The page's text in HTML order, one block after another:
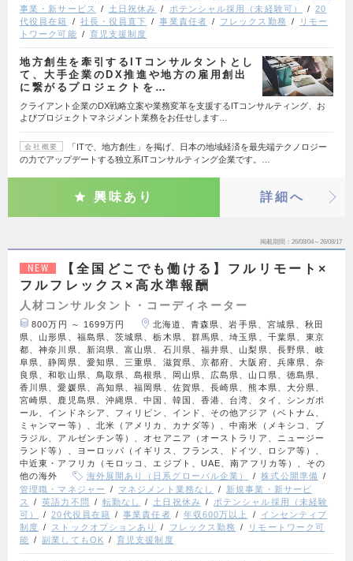
事業・新サービス
土日祝休み ポテンシャル採用（未経験可）
20
代役員在籍
社長・役員直下 事業責任者 フレックス勤務
リモー
トワーク可能
育児支援制度
地方創生を牽引するITコンサルタントとし
て、大手企業のDX推進や地方の雇用創出
に繋がるプロジェクトを…
クライアント企業のDX戦略立案や業務変革を支援するITコンサルティング、お
よびプロジェクトマネジメント業務をお任せします…
会社概要
「ITで、地方創生」を掲げ、日本の地域経済を最先端テクノロジー
の力でアップデートする独立系ITコンサルティング企業です。…
興味あり 詳細へ
掲載期間 26/08/04～26/08/17
NEW
【全国どこでも働ける】フルリモート×
フルフレックス×高水準報酬
人材コンサルタント・コーディネーター
800万円 ～ 1699万円
北海道、青森県、岩手県、宮城県、秋田
県、山形県、福島県、茨城県、栃木県、群馬県、埼玉県、千葉県、東京
都、神奈川県、新潟県、富山県、石川県、福井県、山梨県、長野県、岐
阜県、静岡県、愛知県、三重県、滋賀県、京都府、大阪府、兵庫県、奈
良県、和歌山県、鳥取県、島根県、岡山県、広島県、山口県、徳島県、
香川県、愛媛県、高知県、福岡県、佐賀県、長崎県、熊本県、大分県、
宮崎県、鹿児島県、沖縄県、中国、韓国、香港、台湾、タイ、シンガポ
ール、インドネシア、フィリピン、インド、その他アジア（ベトナム、
ミャンマー等）、北米（アメリカ、カナダ等）、中南米（メキシコ、ブ
ラジル、アルゼンチン等）、オセアニア（オーストラリア、ニュージー
ランド等）、ヨーロッパ（イギリス、フランス、ドイツ、ロシア等）、
中近東・アフリカ（モロッコ、エジプト、UAE、南アフリカ等）、その
他の海外
海外展開あり（日系グローバル企業）
株式公開準備
管理職・マネジャー
マネジメント業務なし
新規事業・新サービ
ス
英語力不問 転勤なし 土日祝休み
ポテンシャル採用（未経験
可）
20代役員在籍 事業責任者 年収600万以上
インセンティブ
制度
ストックオプションあり フレックス勤務
リモートワーク可
能
副業してもOK 育児支援制度